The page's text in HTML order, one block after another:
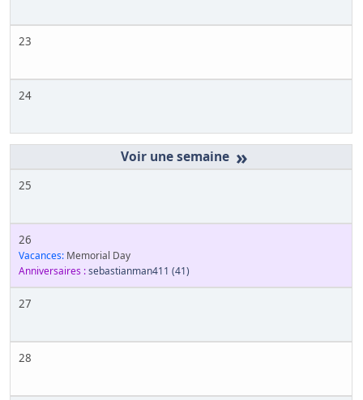
23
24
»
25
26
Vacances: Memorial Day
Anniversaires :sebastianman411 (41)
27
28